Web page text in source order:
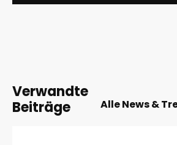
Verwandte
Beiträge
Alle News &